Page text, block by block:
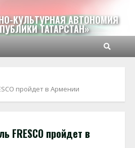
КУЛЬТУРНАЯ АВТОНОМИЯ
ТАТАРСТАН»
пройдет в Армении
FRESCO пройдет в